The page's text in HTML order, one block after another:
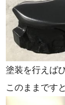
塗装を行えば
このままですと